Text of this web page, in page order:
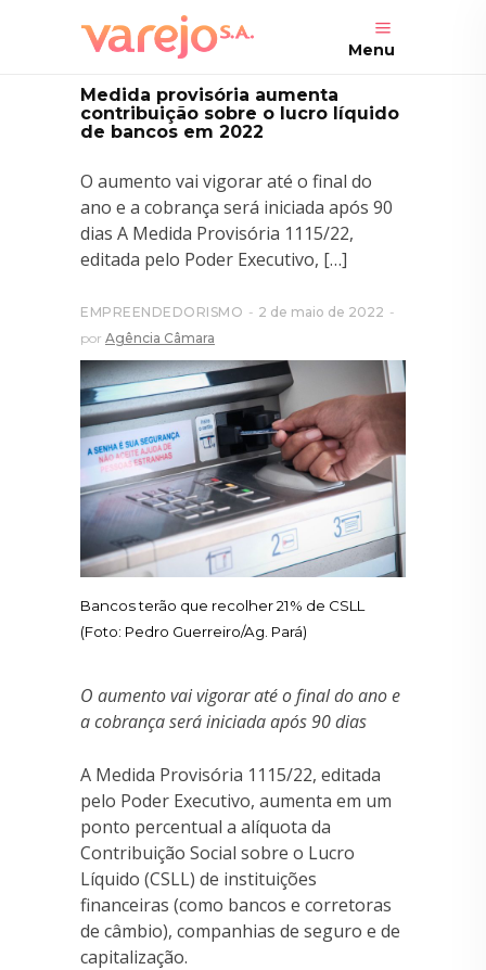
Menu
Medida provisória aumenta
contribuição sobre o lucro líquido
de bancos em 2022
O aumento vai vigorar até o final do
ano e a cobrança será iniciada após 90
dias A Medida Provisória 1115/22,
editada pelo Poder Executivo, […]
EMPREENDEDORISMO
2 de maio de 2022
por Agência Câmara
Bancos terão que recolher 21% de CSLL
(Foto: Pedro Guerreiro/Ag. Pará)
O aumento vai vigorar até o final do ano e
a cobrança será iniciada após 90 dias
A Medida Provisória 1115/22, editada
pelo Poder Executivo, aumenta em um
ponto percentual a alíquota da
Contribuição Social sobre o Lucro
Líquido (CSLL) de instituições
financeiras (como bancos e corretoras
de câmbio), companhias de seguro e de
capitalização.